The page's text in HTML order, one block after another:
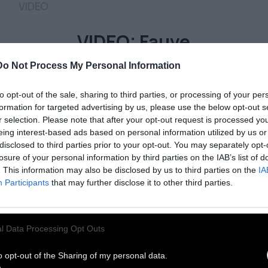
Not Process My Personal Information
opt-out of the sale, sharing to third parties, or processing of your
for targeted advertising by us, please use the below opt-out
selection. Please note that after your opt-out request is processed
interest-based ads based on personal information utilized by us
to third parties prior to your opt-out. You may separately
of your personal information by third parties on the IAB’s list of
This information may also be disclosed by us to third parties on the
Participants that may further disclose it to other third parties.
Data Processing Opt Outs
opt-out of the Sharing of my personal data.
VIDEO: Fauve
μιλάει για την ενηλικίωση κι έρχεται από το
Sundance
5 Δεκεμβρίου 2018